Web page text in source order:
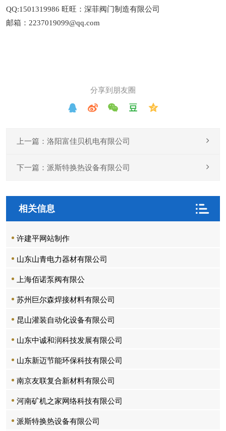
QQ:1501319986 旺旺：深菲阀门制造有限公司
邮箱：2237019099@qq.com
分享到朋友圈
上一篇：洛阳富佳贝机电有限公司
下一篇：派斯特换热设备有限公司
相关信息
许建平网站制作
山东山青电力器材有限公司
上海佰诺泵阀有限公
苏州巨尔森焊接材料有限公司
昆山灌装自动化设备有限公司
山东中诚和润科技发展有限公司
山东新迈节能环保科技有限公司
南京友联复合新材料有限公司
河南矿机之家网络科技有限公司
派斯特换热设备有限公司